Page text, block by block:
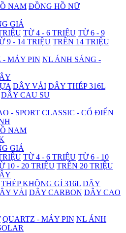
NAM ĐỒNG HỒ NỮ
GIÁ
TỪ 4 - 6 TRIỆU TỪ 6 - 9
9 - 14 TRIỆU TRÊN 14 TRIỆU
- MÁY PIN NL ÁNH SÁNG -
DÂY VẢI DÂY THÉP 316L
DÂY CAU SU
- SPORT CLASSIC - CỔ ĐIỂN
NAM
GIÁ
TỪ 4 - 6 TRIỆU TỪ 6 - 10
10 - 20 TRIỆU TRÊN 20 TRIỆU
THÉP KHÔNG GỈ 316L DÂY
VẢI DÂY CARBON DÂY CAO
QUARTZ - MÁY PIN NL ÁNH